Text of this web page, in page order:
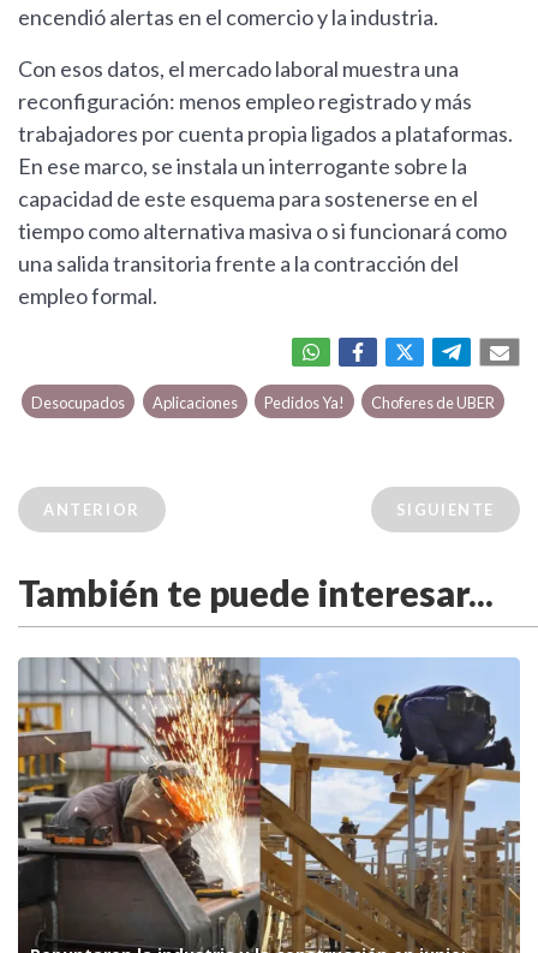
encendió alertas en el comercio y la industria.
Con esos datos, el mercado laboral muestra una
reconfiguración: menos empleo registrado y más
trabajadores por cuenta propia ligados a plataformas.
En ese marco, se instala un interrogante sobre la
capacidad de este esquema para sostenerse en el
tiempo como alternativa masiva o si funcionará como
una salida transitoria frente a la contracción del
empleo formal.
Desocupados Aplicaciones Pedidos Ya! Choferes de UBER
ANTERIOR SIGUIENTE
También te puede interesar...